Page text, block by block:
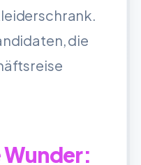
die